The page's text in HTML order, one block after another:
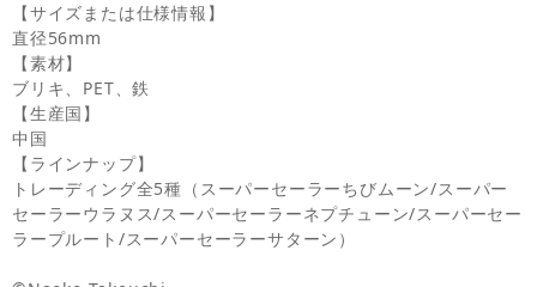
【サイズまたは仕様情報】
直径56mm
【素材】
ブリキ、PET、鉄
【生産国】
中国
【ラインナップ】
トレーディング全5種（スーパーセーラーちびムーン/スーパー
セーラーウラヌス/スーパーセーラーネプチューン/スーパーセー
ラープルート/スーパーセーラーサターン）